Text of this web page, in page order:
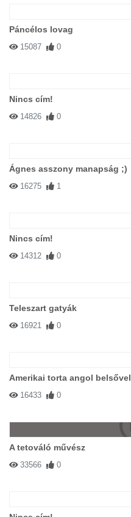
Páncélos lovag
15087 0
Nincs cím!
14826 0
Ágnes asszony manapság ;)
16275 1
Nincs cím!
14312 0
Teleszart gatyák
16921 0
Amerikai torta angol belsővel
16433 0
A tetováló művész
33566 0